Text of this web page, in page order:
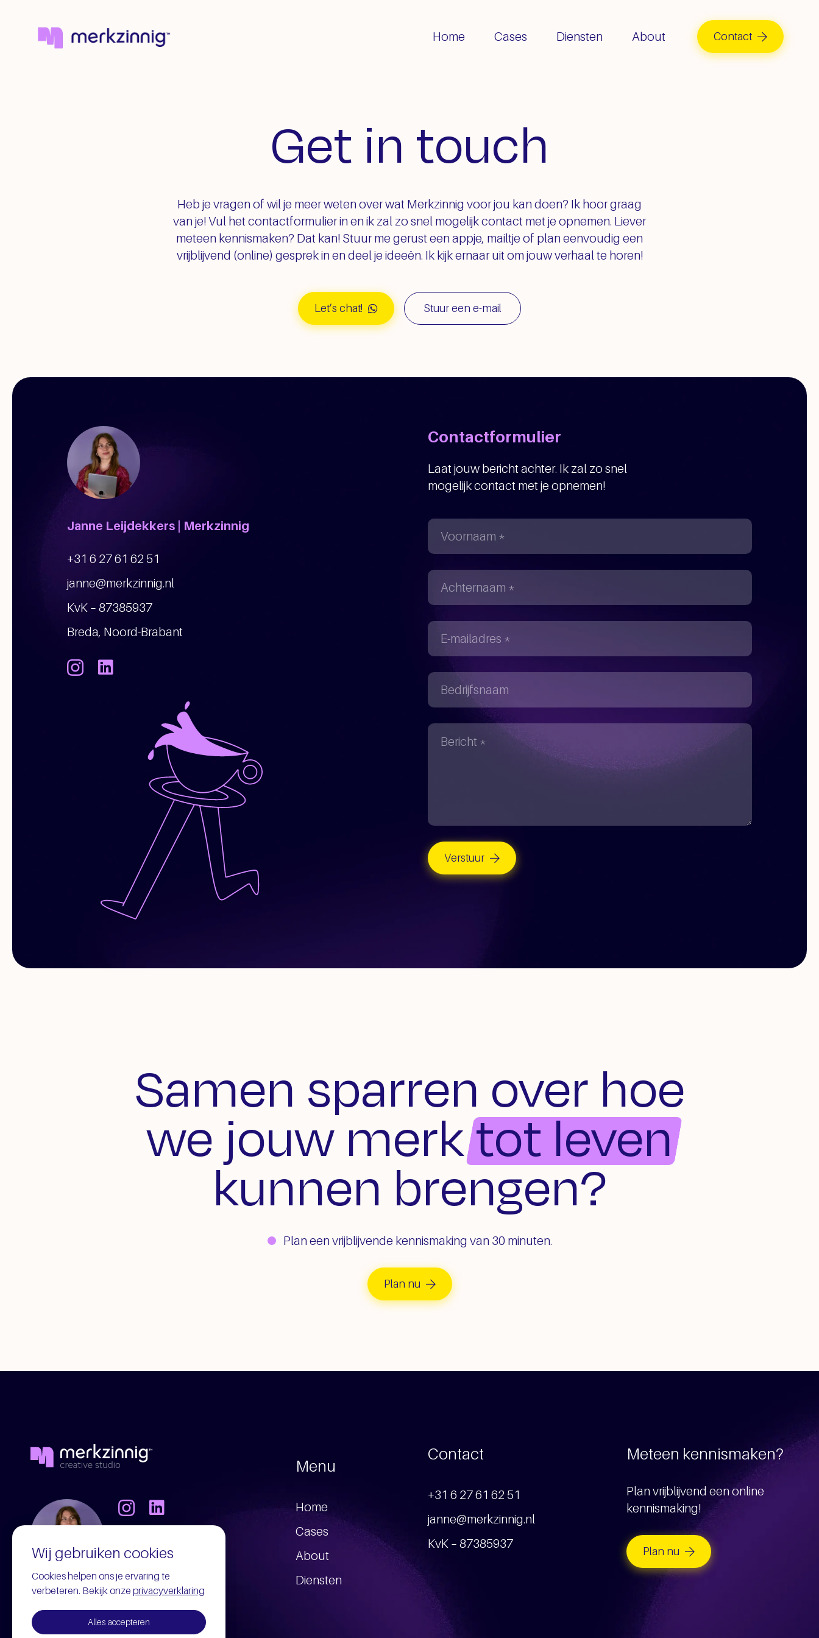
Home Cases Diensten About Contact
Get in touch
Heb je vragen of wil je meer weten over wat Merkzinnig voor jou kan doen? Ik hoor graag
van je! Vul het contactformulier in en ik zal zo snel mogelijk contact met je opnemen. Liever
meteen kennismaken? Dat kan! Stuur me gerust een appje, mailtje of plan eenvoudig een
vrijblijvend (online) gesprek in en deel je ideeën. Ik kijk ernaar uit om jouw verhaal te horen!
Let’s chat! Stuur een e-mail
Janne Leijdekkers | Merkzinnig
+31 6 27 61 62 51
janne@merkzinnig.nl
KvK – 87385937
Breda, Noord-Brabant
Contactformulier
Laat jouw bericht achter. Ik zal zo snel
mogelijk contact met je opnemen!
Verstuur
Samen sparren over hoe
we jouw merktot leven
kunnen brengen?
Plan een vrijblijvende kennismaking van 30 minuten.
Plan nu
Menu
Home
Cases
About
Diensten
Contact
+31 6 27 61 62 51
janne@merkzinnig.nl
KvK – 87385937
Meteen kennismaken?
Plan vrijblijvend een online
kennismaking!
Plan nu
Wij gebruiken cookies
Cookies helpen ons je ervaring te
verbeteren. Bekijk onze privacyverklaring
Alles accepteren